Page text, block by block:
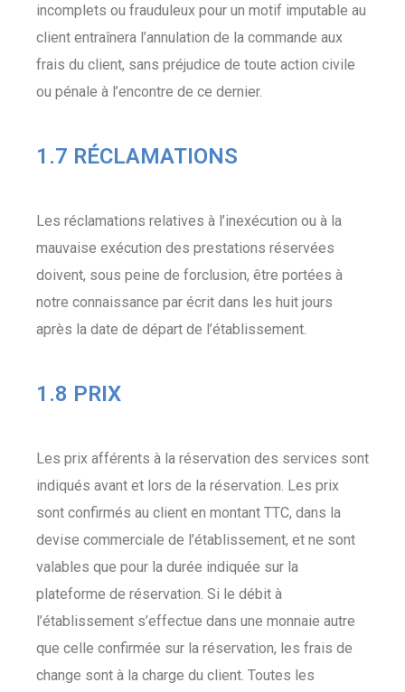
incomplets ou frauduleux pour un motif imputable au
client entraînera l’annulation de la commande aux
frais du client, sans préjudice de toute action civile
ou pénale à l’encontre de ce dernier.
1.7 RÉCLAMATIONS
Les réclamations relatives à l’inexécution ou à la
mauvaise exécution des prestations réservées
doivent, sous peine de forclusion, être portées à
notre connaissance par écrit dans les huit jours
après la date de départ de l’établissement.
1.8 PRIX
Les prix afférents à la réservation des services sont
indiqués avant et lors de la réservation. Les prix
sont confirmés au client en montant TTC, dans la
devise commerciale de l’établissement, et ne sont
valables que pour la durée indiquée sur la
plateforme de réservation. Si le débit à
l’établissement s’effectue dans une monnaie autre
que celle confirmée sur la réservation, les frais de
change sont à la charge du client. Toutes les